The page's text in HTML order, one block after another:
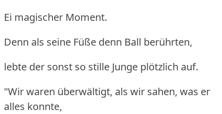
Ei magischer Moment.
Denn als seine Füße denn Ball berührten,
lebte der sonst so stille Junge plötzlich auf.
"Wir waren überwältigt, als wir sahen, was er
alles konnte,